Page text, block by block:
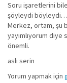
Soru işaretlerini
şöyleydi böyleydi…
Merkez, ortam, şu
yayımlıyorum diye
önemli.
aslı serin
Yorum yapmak için